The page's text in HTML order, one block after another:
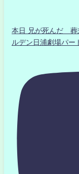
本日 兄が死んだ
ルデン日浦劇場パー